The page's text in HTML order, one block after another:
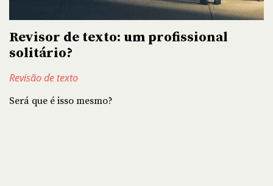
Revisor de texto: um profissional
solitário?
Revisão de texto
Será que é isso mesmo?